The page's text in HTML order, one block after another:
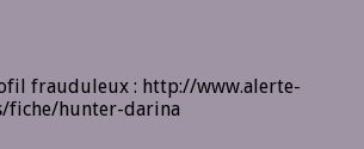
frauduleux : http://www.alerte-
fiche/hunter-darina